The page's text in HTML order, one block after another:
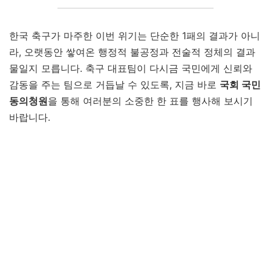
한국 축구가 마주한 이번 위기는 단순한 1패의 결과가 아니
라, 오랫동안 쌓여온 행정적 불공정과 전술적 정체의 결과
물일지 모릅니다. 축구 대표팀이 다시금 국민에게 신뢰와
감동을 주는 팀으로 거듭날 수 있도록, 지금 바로 국회 국민
동의청원을 통해 여러분의 소중한 한 표를 행사해 보시기
바랍니다.